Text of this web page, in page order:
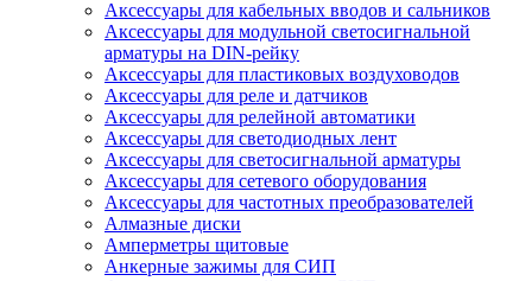
Аксессуары для кабельных вводов и сальников
Аксессуары для модульной светосигнальной
арматуры на DIN-рейку
Аксессуары для пластиковых воздуховодов
Аксессуары для реле и датчиков
Аксессуары для релейной автоматики
Аксессуары для светодиодных лент
Аксессуары для светосигнальной арматуры
Аксессуары для сетевого оборудования
Аксессуары для частотных преобразователей
Алмазные диски
Амперметры щитовые
Анкерные зажимы для СИП